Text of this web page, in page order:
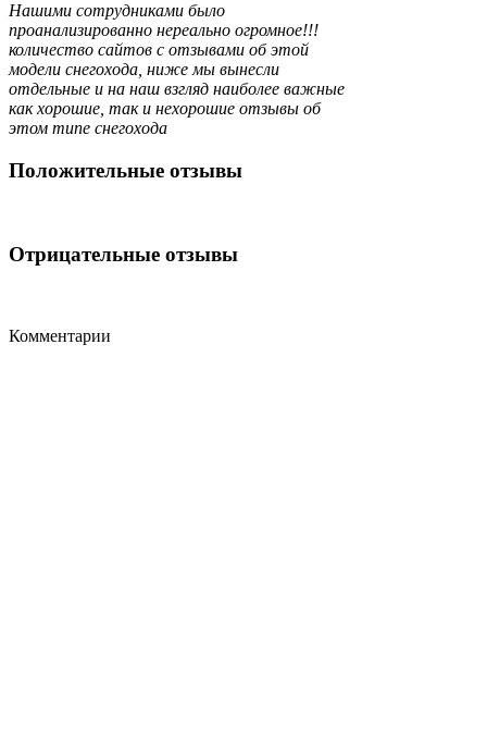
Нашими сотрудниками было
проанализированно нереально огромное!!!
количество сайтов с отзывами об этой
модели снегохода, ниже мы вынесли
отдельные и на наш взгляд наиболее важные
как хорошие, так и нехорошие отзывы об
этом типе снегохода
Положительные отзывы
Отрицательные отзывы
Комментарии